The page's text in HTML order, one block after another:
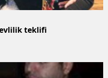
teklifi